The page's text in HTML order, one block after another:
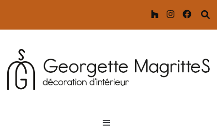
Georgette MagritteS
Décoration d'intérieur